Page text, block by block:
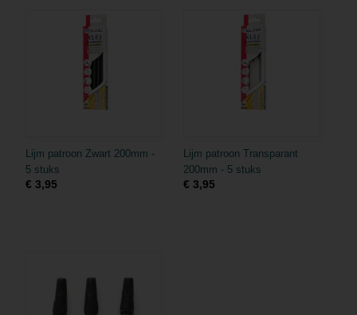
Lijm patroon Zwart 200mm -
5 stuks
€ 3,95
Lijm patroon Transparant
200mm - 5 stuks
€ 3,95